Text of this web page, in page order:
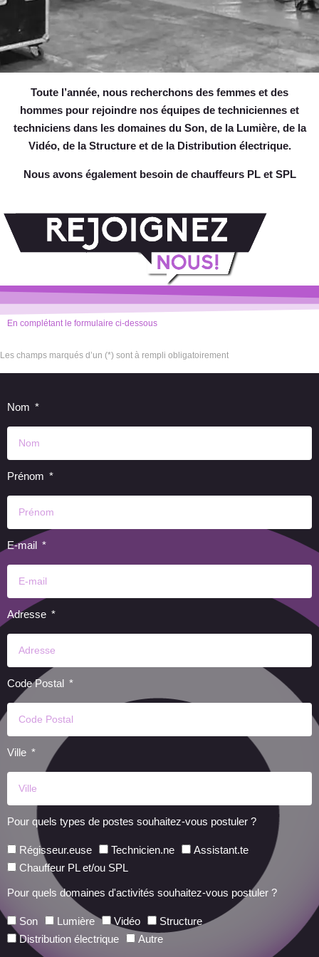
Toute l’année, nous recherchons des femmes et des
hommes pour rejoindre nos équipes de techniciennes et
techniciens dans les domaines du Son, de la Lumière, de la
Vidéo, de la Structure et de la Distribution électrique.
Nous avons également besoin de chauffeurs PL et SPL
En complétant le formulaire ci-dessous
Les champs marqués d’un (*) sont à rempli obligatoirement
Nom
Prénom
E-mail
Adresse
Code Postal
Ville
Pour quels types de postes souhaitez-vous postuler ?
Régisseur.euse Technicien.ne
Assistant.te
Chauffeur PL et/ou SPL
Pour quels domaines d'activités souhaitez-vous postuler ?
Son Lumière Vidéo
Structure
Distribution électrique
Autre